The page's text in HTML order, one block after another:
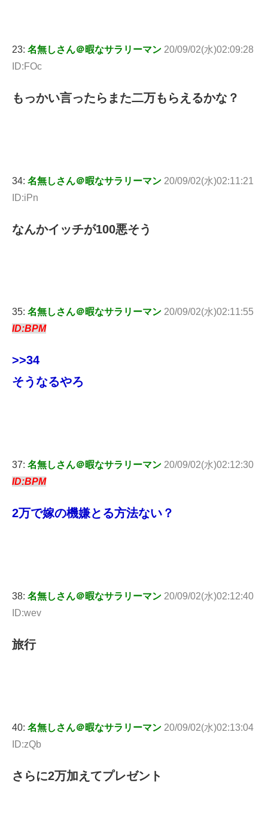
23: 名無しさん＠暇なサラリーマン 20/09/02(水)02:09:28
ID:FOc
もっかい言ったらまた二万もらえるかな？
34: 名無しさん＠暇なサラリーマン 20/09/02(水)02:11:21
ID:iPn
なんかイッチが100悪そう
35: 名無しさん＠暇なサラリーマン 20/09/02(水)02:11:55
ID:BPM
>>34
そうなるやろ
37: 名無しさん＠暇なサラリーマン 20/09/02(水)02:12:30
ID:BPM
2万で嫁の機嫌とる方法ない？
38: 名無しさん＠暇なサラリーマン 20/09/02(水)02:12:40
ID:wev
旅行
40: 名無しさん＠暇なサラリーマン 20/09/02(水)02:13:04
ID:zQb
さらに2万加えてプレゼント